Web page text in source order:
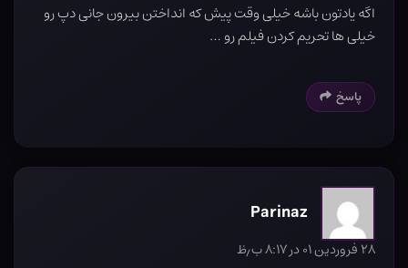
اگه یادتون باشه خیلی وقت پیش که انداختن بیرون جانی دپ رو
خیلی ها تحریم کردن فیلم رو …
پاسخ
Parinaz
۲۸ فروردین ۰۱ در ۸:۱۷ ب٫ظ